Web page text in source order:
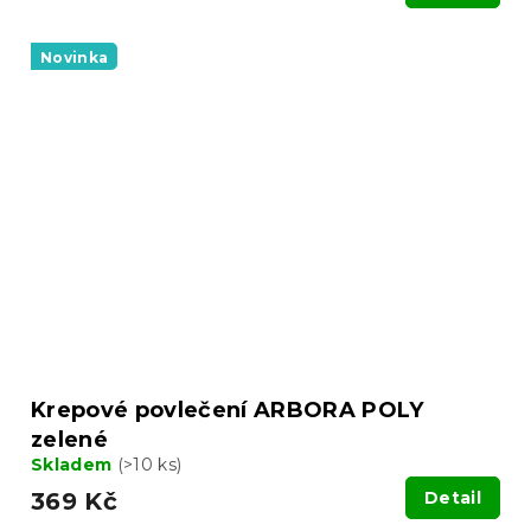
Novinka
Krepové povlečení ARBORA POLY
zelené
Skladem (>10 ks)
369 Kč Detail